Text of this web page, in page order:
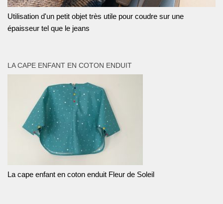
Utilisation d'un petit objet très utile pour coudre sur une
épaisseur tel que le jeans
LA CAPE ENFANT EN COTON ENDUIT
La cape enfant en coton enduit Fleur de Soleil